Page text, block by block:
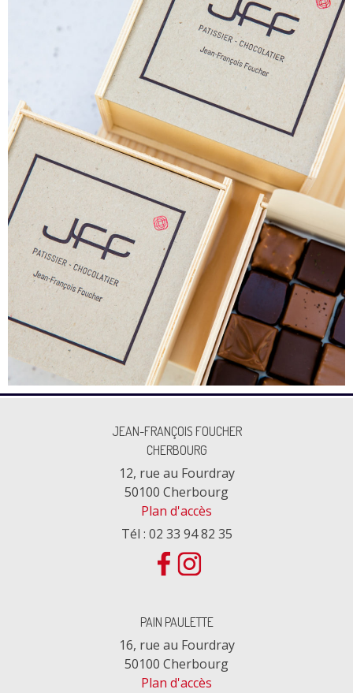
JEAN-FRANÇOIS FOUCHER
CHERBOURG
12, rue au Fourdray
50100 Cherbourg
Plan d'accès
Tél : 02 33 94 82 35
PAIN PAULETTE
16, rue au Fourdray
50100 Cherbourg
Plan d'accès